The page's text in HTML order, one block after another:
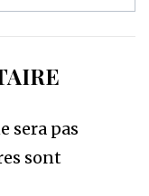
sera pas
sont